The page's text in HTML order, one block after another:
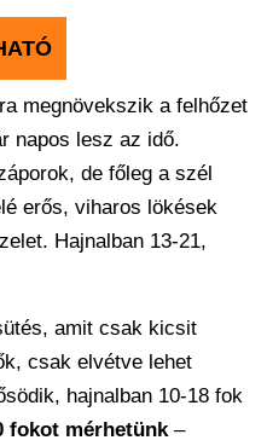
megnövekszik a felhőzet
napos lesz az idő.
de főleg a szél
erős, viharos lökések
Hajnalban 13-21,
amit csak kicsit
csak elvétve lehet
hajnalban 10-18 fok
fokot mérhetünk–